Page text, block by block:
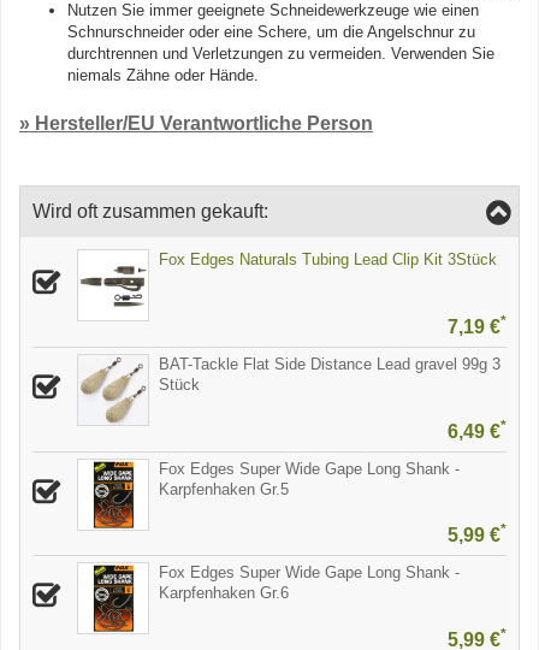
Nutzen Sie immer geeignete Schneidewerkzeuge wie einen
Schnurschneider oder eine Schere, um die Angelschnur zu
durchtrennen und Verletzungen zu vermeiden. Verwenden Sie
niemals Zähne oder Hände.
» Hersteller/EU Verantwortliche Person
Wird oft zusammen gekauft:
Fox Edges Naturals Tubing Lead Clip Kit 3Stück
7,19 €*
BAT-Tackle Flat Side Distance Lead gravel 99g 3
Stück
6,49 €*
Fox Edges Super Wide Gape Long Shank -
Karpfenhaken Gr.5
5,99 €*
Fox Edges Super Wide Gape Long Shank -
Karpfenhaken Gr.6
5,99 €*